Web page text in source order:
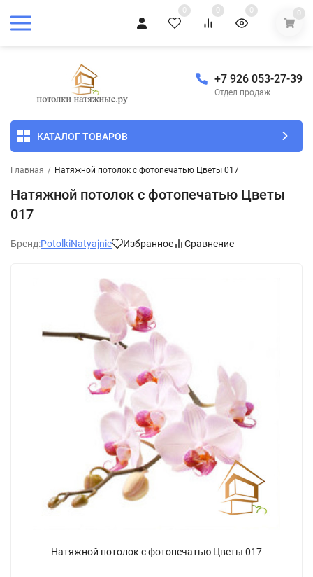
0 0 0 0
+7 926 053-27-39
Отдел продаж
КАТАЛОГ ТОВАРОВ
Главная / Натяжной потолок с фотопечатью Цветы 017
Натяжной потолок с фотопечатью Цветы
017
Бренд:PotolkiNatyajnie Избранное Сравнение
Натяжной потолок с фотопечатью Цветы 017